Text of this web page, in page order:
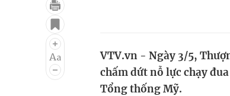
Điện ảnh
Âm nhạc
Làm đẹp
Chất lượng
VTV.vn - Ngày 3/5,
chấm dứt nỗ lực chạy
Tổng thống Mỹ.